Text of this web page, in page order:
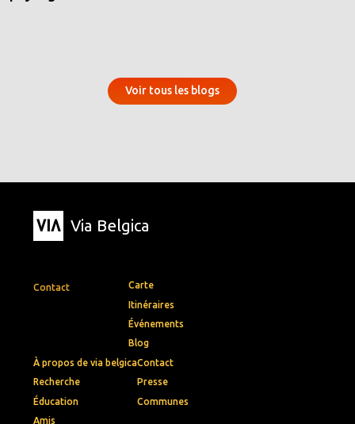
Voir tous les blogs
Via Belgica
Contact
Carte
Itinéraires
Événements
Blog
À propos de via belgica
Recherche
Éducation
Amis
Contact
Presse
Communes